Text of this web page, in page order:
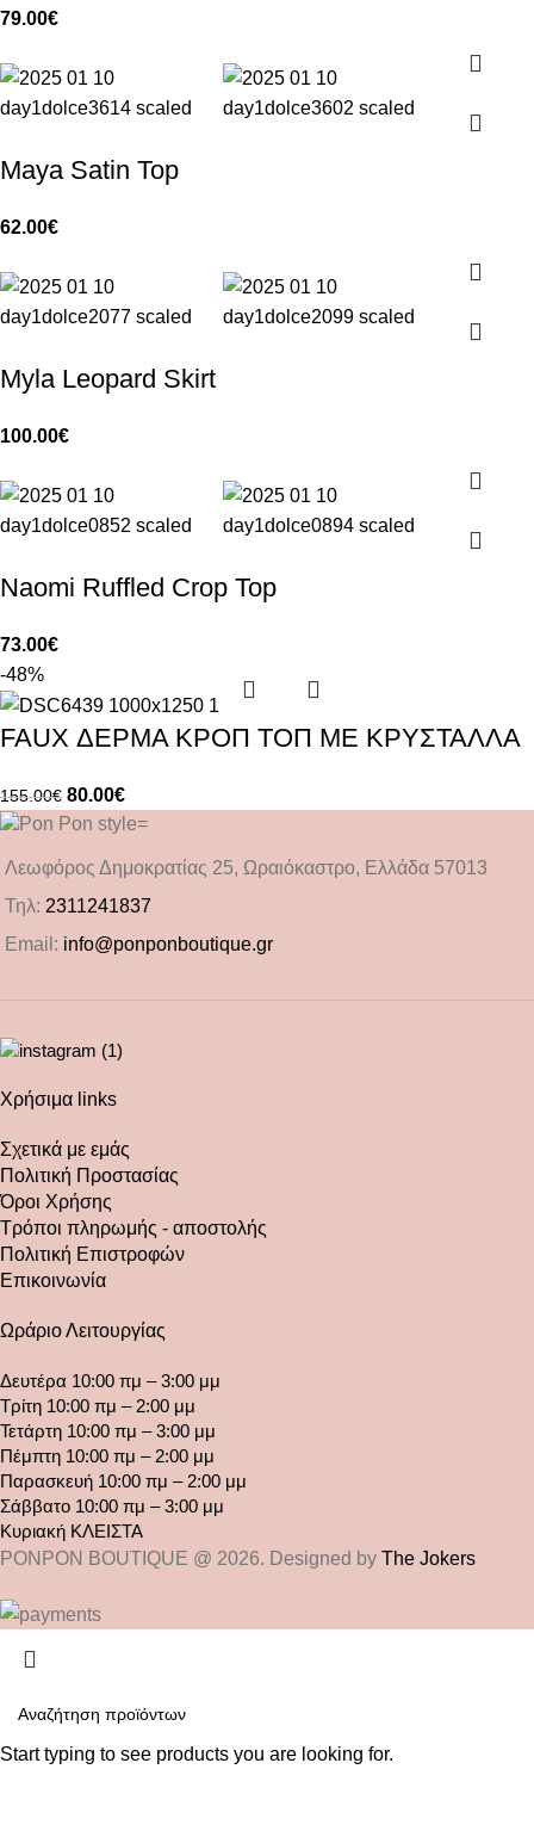
79.00€
Maya Satin Top
62.00€
Myla Leopard Skirt
100.00€
Naomi Ruffled Crop Top
73.00€
-48%
FAUX ΔΕΡΜΑ ΚΡΟΠ ΤΟΠ ΜΕ ΚΡΥΣΤΑΛΛΑ
155.00€ 80.00€
Λεωφόρος Δημοκρατίας 25, Ωραιόκαστρο, Ελλάδα 57013
Τηλ: 2311241837
Email: info@ponponboutique.gr
Χρήσιμα links
Σχετικά με εμάς
Πολιτική Προστασίας
Όροι Χρήσης
Τρόποι πληρωμής - αποστολής
Πολιτική Επιστροφών
Επικοινωνία
Ωράριο Λειτουργίας
Δευτέρα 10:00 πμ – 3:00 μμ
Τρίτη 10:00 πμ – 2:00 μμ
Τετάρτη 10:00 πμ – 3:00 μμ
Πέμπτη 10:00 πμ – 2:00 μμ
Παρασκευή 10:00 πμ – 2:00 μμ
Σάββατο 10:00 πμ – 3:00 μμ
Κυριακή ΚΛΕΙΣΤΑ
PONPON BOUTIQUE @ 2026. Designed by The Jokers
Start typing to see products you are looking for.